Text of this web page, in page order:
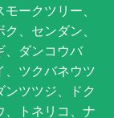
ークツリー、
、センダン、
、ダンコウバ
、ツクバネウツ
ツツジ、ドク
、トネリコ、ナ